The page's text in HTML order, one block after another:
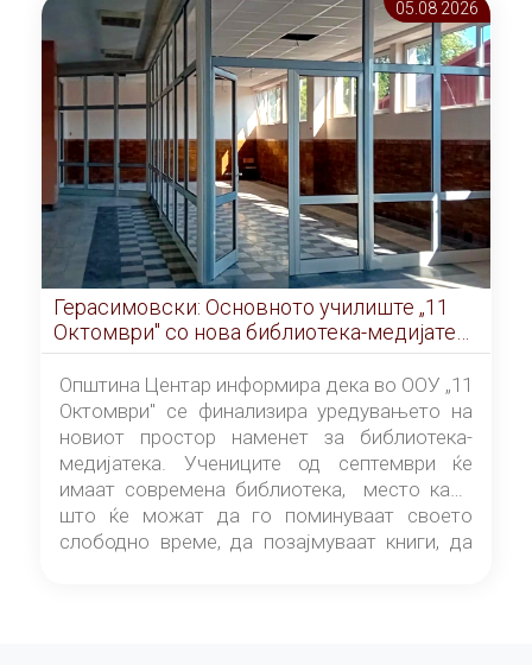
05.08 2026
Герасимовски: Основното училиште „11
Октомври" со нова библиотека-медијатека
од септември
Општина Центар информира дека во ООУ „11
Октомври" се финализира уредувањето на
новиот простор наменет за библиотека-
медијатека. Учениците од септември ќе
имаат современа библиотека, место каде
што ќе можат да го поминуваат своето
слободно време, да позајмуваат книги, да